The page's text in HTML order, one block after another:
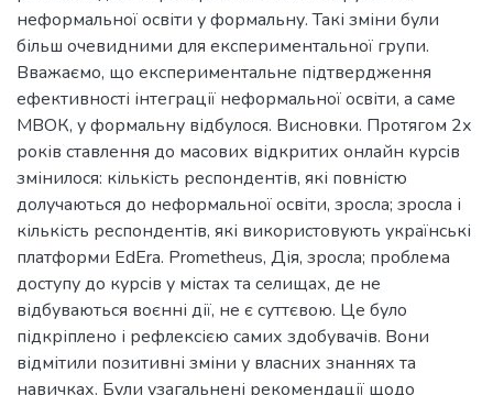
неформальної освіти у формальну. Такі зміни були
більш очевидними для експериментальної групи.
Вважаємо, що експериментальне підтвердження
ефективності інтеграції неформальної освіти, а саме
МВОК, у формальну відбулося. Висновки. Протягом 2х
років ставлення до масових відкритих онлайн курсів
змінилося: кількість респондентів, які повністю
долучаються до неформальної освіти, зросла; зросла і
кількість респондентів, які використовують українські
платформи EdEra. Prometheus, Дія, зросла; проблема
доступу до курсів у містах та селищах, де не
відбуваються воєнні дії, не є суттєвою. Це було
підкріплено і рефлексією самих здобувачів. Вони
відмітили позитивні зміни у власних знаннях та
навичках. Були узагальнені рекомендації щодо